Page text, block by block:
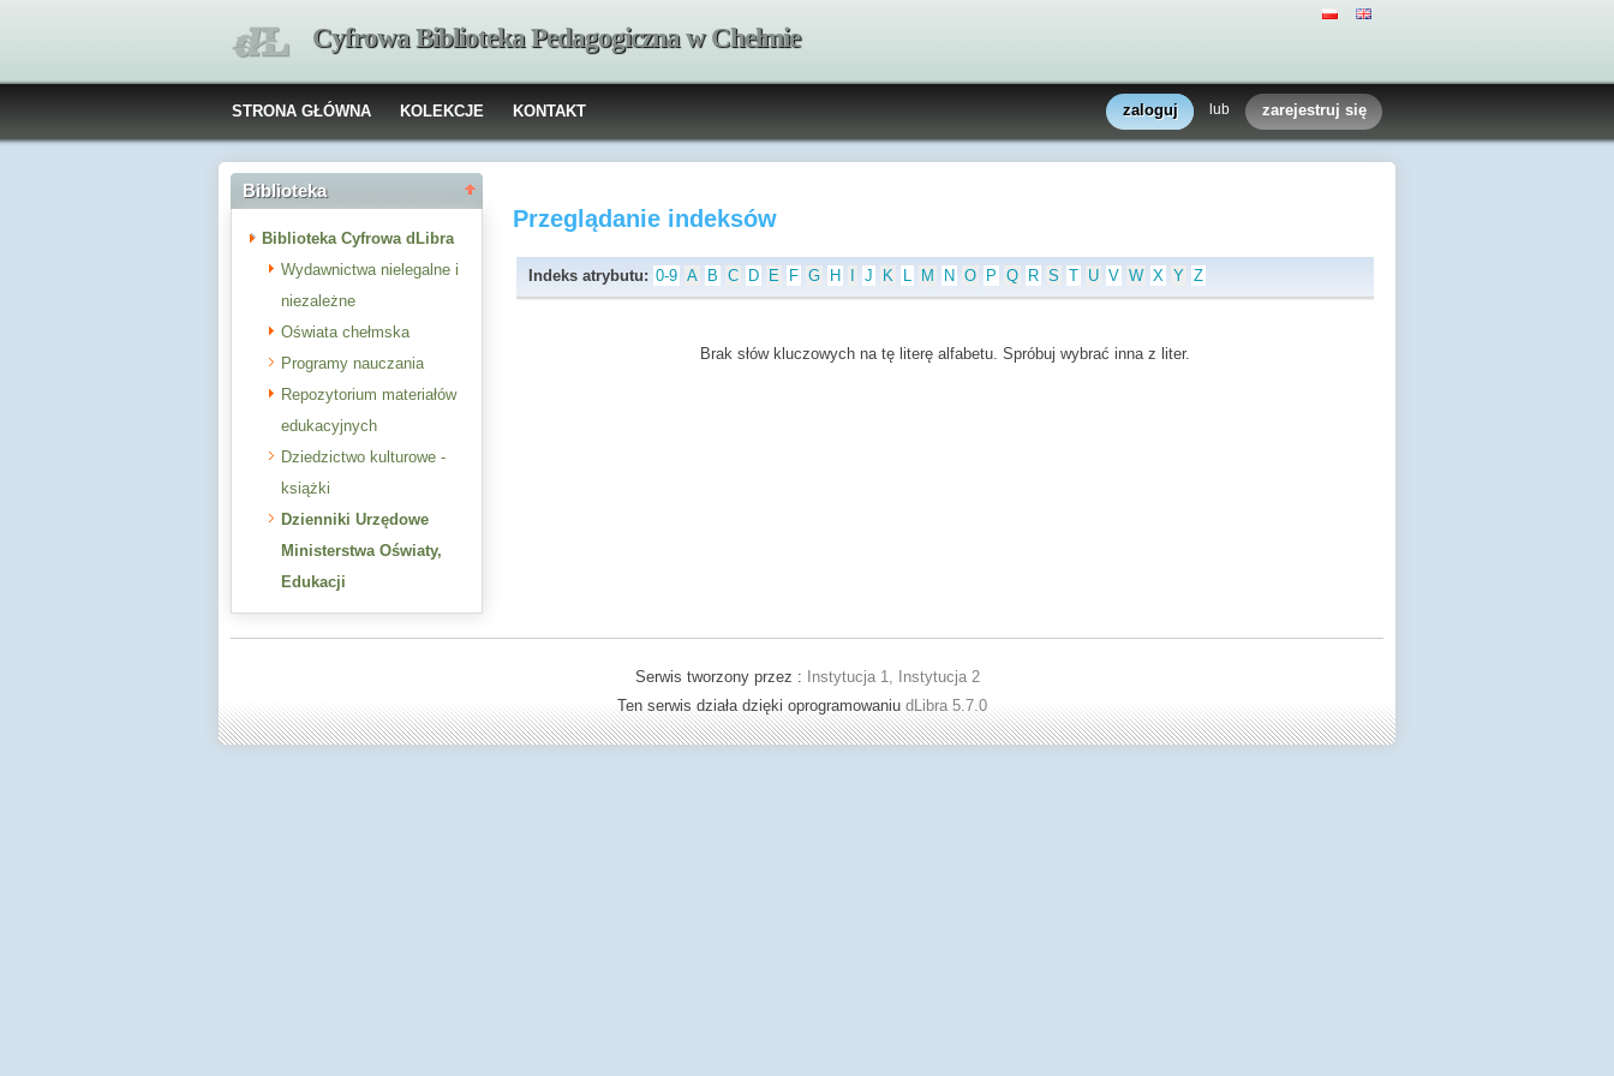
Cyfrowa Biblioteka Pedagogiczna w Chełmie
STRONA GŁÓWNA KOLEKCJE KONTAKT zaloguj lub zarejestruj się
Biblioteka
Biblioteka Cyfrowa dLibra
Wydawnictwa nielegalne i
niezależne
Oświata chełmska
Programy nauczania
Repozytorium materiałów
edukacyjnych
Dziedzictwo kulturowe -
książki
Dzienniki Urzędowe
Ministerstwa Oświaty,
Edukacji
Przeglądanie indeksów
Indeks atrybutu: 0-9 A B C D E F G H J K L M N O P Q R S T U V W X Y Z
Brak słów kluczowych na tę literę alfabetu. Spróbuj wybrać inna z liter.
Serwis tworzony przez :
Instytucja 1, Instytucja 2
Ten serwis działa dzięki oprogramowaniu dLibra 5.7.0